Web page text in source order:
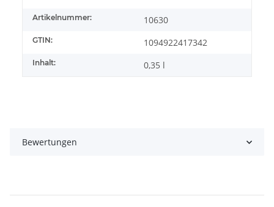
Artikelnummer: 10630
GTIN: 1094922417342
Inhalt: 0,35 l
Bewertungen